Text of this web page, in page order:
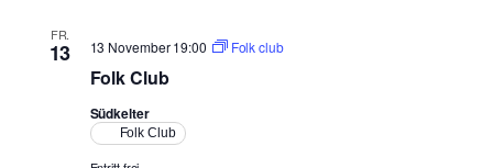
FR.
13
Folk Club
13 November 19:00 Folk club
Südkelter
Folk Club